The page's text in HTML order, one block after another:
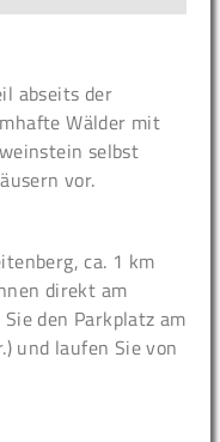
abseits der
Wälder mit
selbst
vor.
ca. 1 km
direkt am
den Parkplatz am
und laufen Sie von